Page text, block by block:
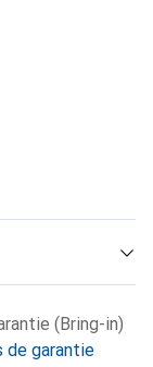
(Bring-in)
de garantie